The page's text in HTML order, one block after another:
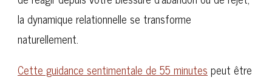
la dynamique relationnelle se transforme
naturellement.
Cette guidance sentimentale de 55 minutes peut être